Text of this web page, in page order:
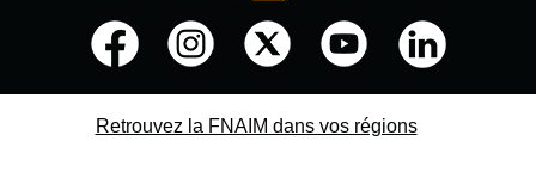
Retrouvez la FNAIM dans vos régions